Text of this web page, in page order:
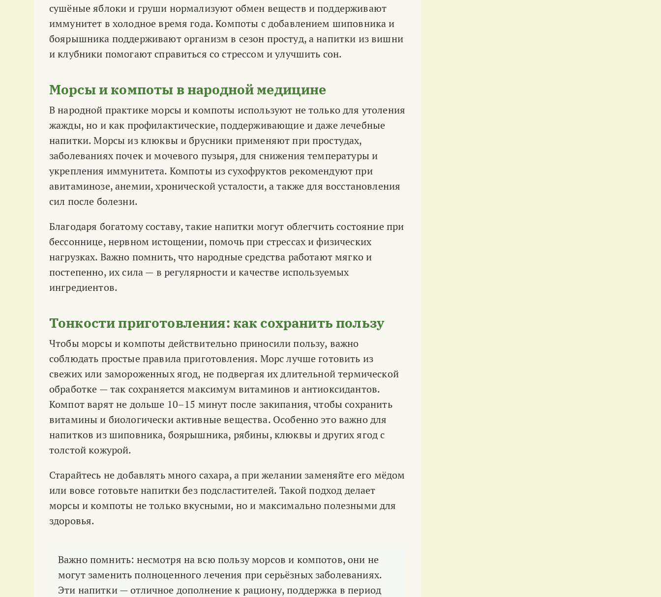
сушёные яблоки и груши нормализуют обмен веществ и поддерживают
иммунитет в холодное время года. Компоты с добавлением шиповника и
боярышника поддерживают организм в сезон простуд, а напитки из вишни
и клубники помогают справиться со стрессом и улучшить сон.
Морсы и компоты в народной медицине
В народной практике морсы и компоты используют не только для утоления
жажды, но и как профилактические, поддерживающие и даже лечебные
напитки. Морсы из клюквы и брусники применяют при простудах,
заболеваниях почек и мочевого пузыря, для снижения температуры и
укрепления иммунитета. Компоты из сухофруктов рекомендуют при
авитаминозе, анемии, хронической усталости, а также для восстановления
сил после болезни.
Благодаря богатому составу, такие напитки могут облегчить состояние при
бессоннице, нервном истощении, помочь при стрессах и физических
нагрузках. Важно помнить, что народные средства работают мягко и
постепенно, их сила — в регулярности и качестве используемых
ингредиентов.
Тонкости приготовления: как сохранить пользу
Чтобы морсы и компоты действительно приносили пользу, важно
соблюдать простые правила приготовления. Морс лучше готовить из
свежих или замороженных ягод, не подвергая их длительной термической
обработке — так сохраняется максимум витаминов и антиоксидантов.
Компот варят не дольше 10–15 минут после закипания, чтобы сохранить
витамины и биологически активные вещества. Особенно это важно для
напитков из шиповника, боярышника, рябины, клюквы и других ягод с
толстой кожурой.
Старайтесь не добавлять много сахара, а при желании заменяйте его мёдом
или вовсе готовьте напитки без подсластителей. Такой подход делает
морсы и компоты не только вкусными, но и максимально полезными для
здоровья.
Важно помнить: несмотря на всю пользу морсов и компотов, они не
могут заменить полноценного лечения при серьёзных заболеваниях.
Эти напитки — отличное дополнение к рациону, поддержка в период